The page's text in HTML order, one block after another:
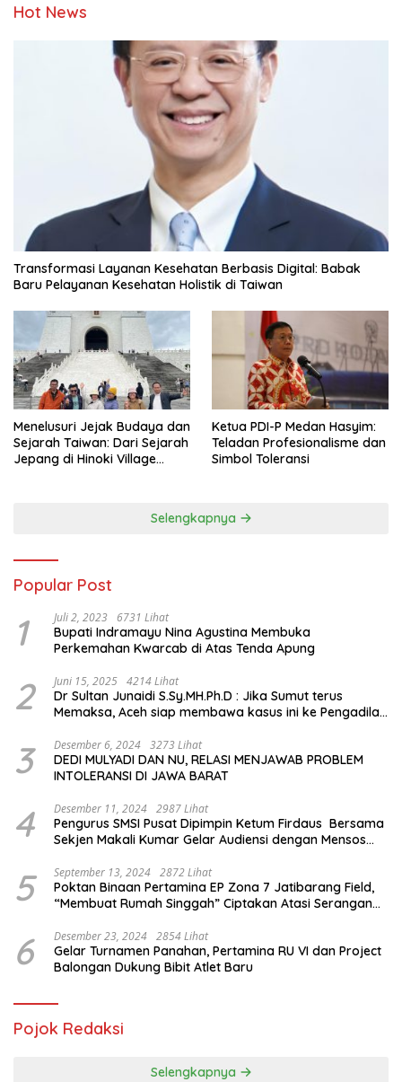
Hot News
Transformasi Layanan Kesehatan Berbasis Digital: Babak
Baru Pelayanan Kesehatan Holistik di Taiwan
Menelusuri Jejak Budaya dan
Sejarah Taiwan: Dari Sejarah
Jepang di Hinoki Village
Ketua PDI-P Medan Hasyim:
Teladan Profesionalisme dan
Simbol Toleransi
Selengkapnya
Popular Post
1 Juli 2, 2023 6731 Lihat
Bupati Indramayu Nina Agustina Membuka
Perkemahan Kwarcab di Atas Tenda Apung
2 Juni 15, 2025 4214 Lihat
Dr Sultan Junaidi S.Sy.MH.Ph.D : Jika Sumut terus
Memaksa, Aceh siap membawa kasus ini ke Pengadilan
3 Desember 6, 2024 3273 Lihat
DEDI MULYADI DAN NU, RELASI MENJAWAB PROBLEM
INTOLERANSI DI JAWA BARAT
4 Desember 11, 2024 2987 Lihat
Pengurus SMSI Pusat Dipimpin Ketum Firdaus Bersama
Sekjen Makali Kumar Gelar Audiensi dengan Mensos
5 September 13, 2024 2872 Lihat
Poktan Binaan Pertamina EP Zona 7 Jatibarang Field,
“Membuat Rumah Singgah” Ciptakan Atasi Serangan
6 Desember 23, 2024 2854 Lihat
Gelar Turnamen Panahan, Pertamina RU VI dan Project
Balongan Dukung Bibit Atlet Baru
Pojok Redaksi
Selengkapnya